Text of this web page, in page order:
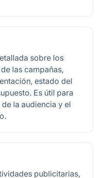
sobre los
las campañas,
estado del
Es útil para
la audiencia y el
publicitarias,